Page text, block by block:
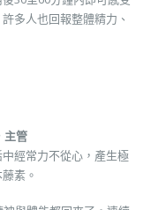
多人也回報整體精力、
主管
經常力不從心，產生極
素。